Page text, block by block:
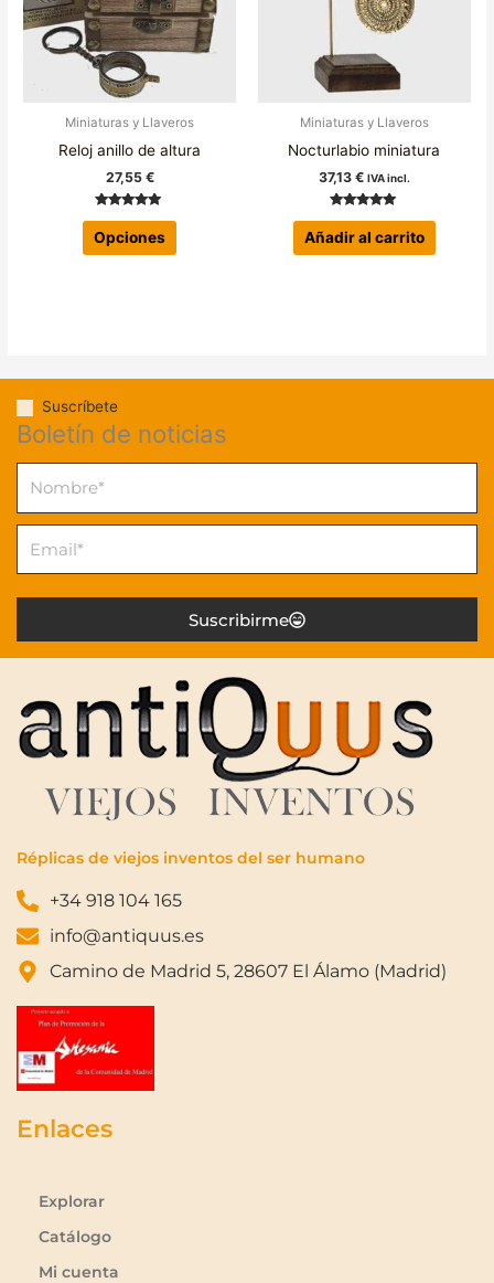
Miniaturas y Llaveros
Reloj anillo de altura
27,55 €
Valorado
con
4.96
de 5
Opciones
Las
opciones
elegir
en
Miniaturas y Llaveros
Nocturlabio miniatura
37,13 € IVA incl.
Valorado con
5.00
de 5
Añadir al carrito
Suscríbete
Boletín de noticias
Suscribirme
Réplicas de viejos inventos del ser humano
+34 918 104 165
info@antiquus.es
Camino de Madrid 5, 28607 El Álamo (Madrid)
Enlaces
Explorar
Catálogo
Mi cuenta